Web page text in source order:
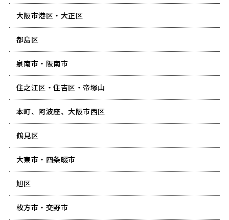
大阪市港区・大正区
都島区
泉南市・阪南市
住之江区・住吉区・帝塚山
本町、阿波座、大阪市西区
鶴見区
大東市・四条畷市
旭区
枚方市・交野市